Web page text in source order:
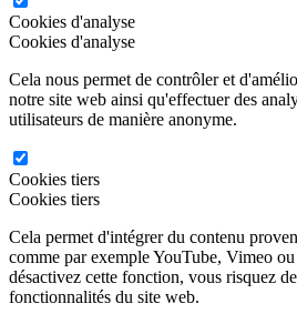
Cookies d'analyse
Cookies d'analyse
Cela nous permet de contrôler et
notre site web ainsi qu'effectuer des
utilisateurs de manière anonyme.
Cookies tiers
Cookies tiers
Cela permet d'intégrer du contenu
comme par exemple YouTube, Vimeo
désactivez cette fonction, vous risquez
fonctionnalités du site web.